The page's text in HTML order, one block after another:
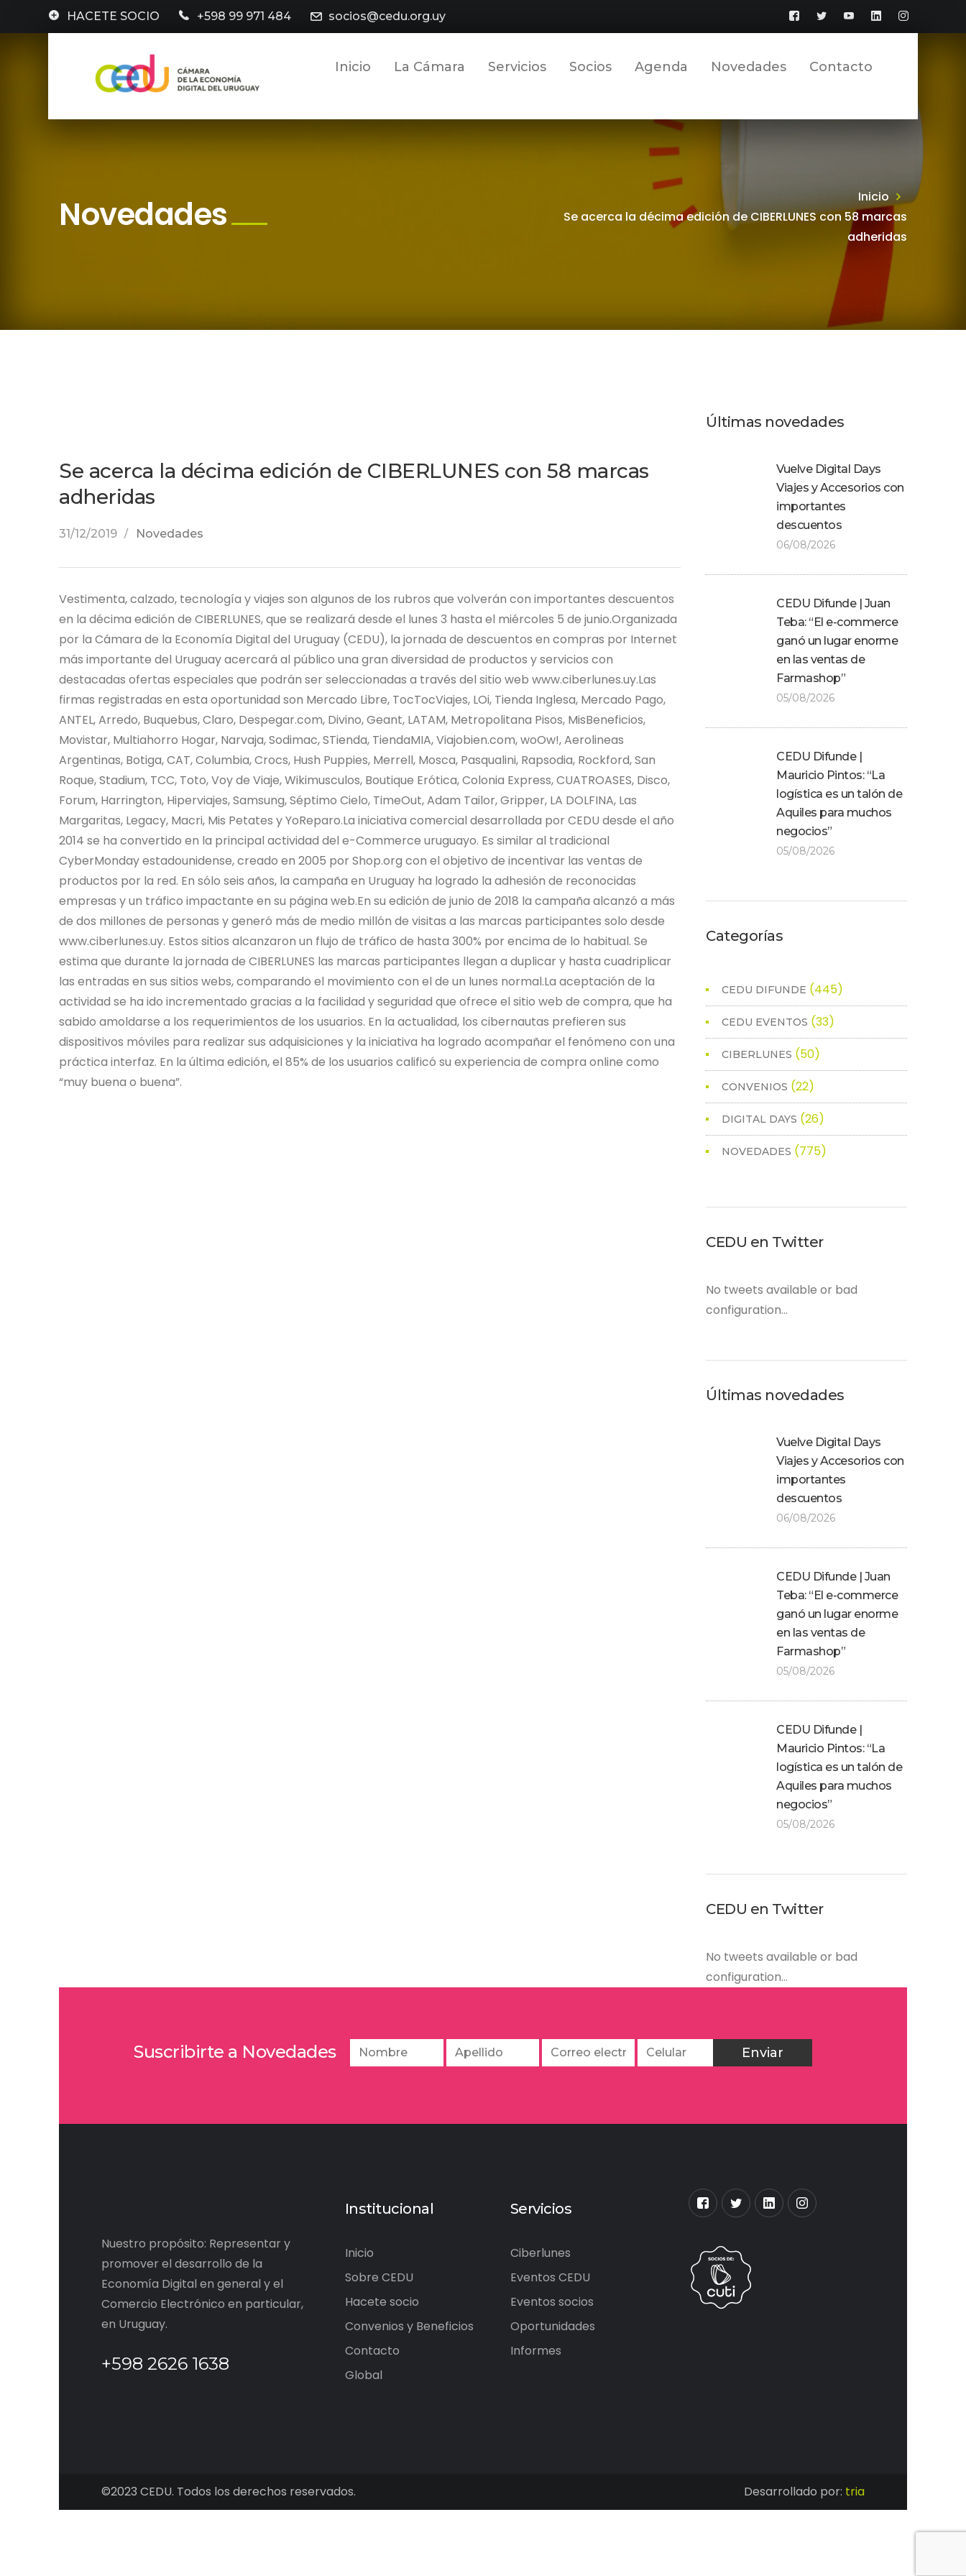
HACETE SOCIO +598 99 971 484 socios@cedu.org.uy
Facebook
Perfil
Twitter
Perfil
YouTube
Perfil
LinkedIn
PerfilPerfil
Inicio La Cámara Servicios Socios Agenda Novedades Contacto
Novedades
Inicio
Se acerca la décima edición de CIBERLUNES con 58 marcas
adheridas
Se acerca la décima edición de CIBERLUNES con 58 marcas
adheridas
31/12/2019 Novedades
Vestimenta, calzado, tecnología y viajes son algunos de los rubros que volverán con importantes descuentos
en la décima edición de CIBERLUNES, que se realizará desde el lunes 3 hasta el miércoles 5 de junio.Organizada
por la Cámara de la Economía Digital del Uruguay (CEDU), la jornada de descuentos en compras por Internet
más importante del Uruguay acercará al público una gran diversidad de productos y servicios con
destacadas ofertas especiales que podrán ser seleccionadas a través del sitio web www.ciberlunes.uy.Las
firmas registradas en esta oportunidad son Mercado Libre, TocTocViajes, LOi, Tienda Inglesa, Mercado Pago,
ANTEL, Arredo, Buquebus, Claro, Despegar.com, Divino, Geant, LATAM, Metropolitana Pisos, MisBeneficios,
Movistar, Multiahorro Hogar, Narvaja, Sodimac, STienda, TiendaMIA, Viajobien.com, woOw!, Aerolineas
Argentinas, Botiga, CAT, Columbia, Crocs, Hush Puppies, Merrell, Mosca, Pasqualini, Rapsodia, Rockford, San
Roque, Stadium, TCC, Toto, Voy de Viaje, Wikimusculos, Boutique Erótica, Colonia Express, CUATROASES, Disco,
Forum, Harrington, Hiperviajes, Samsung, Séptimo Cielo, TimeOut, Adam Tailor, Gripper, LA DOLFINA, Las
Margaritas, Legacy, Macri, Mis Petates y YoReparo.La iniciativa comercial desarrollada por CEDU desde el año
2014 se ha convertido en la principal actividad del e-Commerce uruguayo. Es similar al tradicional
CyberMonday estadounidense, creado en 2005 por Shop.org con el objetivo de incentivar las ventas de
productos por la red. En sólo seis años, la campaña en Uruguay ha logrado la adhesión de reconocidas
empresas y un tráfico impactante en su página web.En su edición de junio de 2018 la campaña alcanzó a más
de dos millones de personas y generó más de medio millón de visitas a las marcas participantes solo desde
www.ciberlunes.uy. Estos sitios alcanzaron un flujo de tráfico de hasta 300% por encima de lo habitual. Se
estima que durante la jornada de CIBERLUNES las marcas participantes llegan a duplicar y hasta cuadriplicar
las entradas en sus sitios webs, comparando el movimiento con el de un lunes normal.La aceptación de la
actividad se ha ido incrementado gracias a la facilidad y seguridad que ofrece el sitio web de compra, que ha
sabido amoldarse a los requerimientos de los usuarios. En la actualidad, los cibernautas prefieren sus
dispositivos móviles para realizar sus adquisiciones y la iniciativa ha logrado acompañar el fenómeno con una
práctica interfaz. En la última edición, el 85% de los usuarios calificó su experiencia de compra online como
“muy buena o buena”.
Últimas novedades
Vuelve Digital Days
Viajes y Accesorios con
importantes
descuentos
06/08/2026
CEDU Difunde | Juan
Teba: “El e-commerce
ganó un lugar enorme
en las ventas de
Farmashop”
05/08/2026
CEDU Difunde |
Mauricio Pintos: “La
logística es un talón de
Aquiles para muchos
negocios”
05/08/2026
Categorías
CEDU DIFUNDE (445)
CEDU EVENTOS (33)
CIBERLUNES (50)
CONVENIOS (22)
DIGITAL DAYS (26)
NOVEDADES (775)
CEDU en Twitter
No tweets available or bad
configuration...
Últimas novedades
Vuelve Digital Days
Viajes y Accesorios con
importantes
descuentos
06/08/2026
CEDU Difunde | Juan
Teba: “El e-commerce
ganó un lugar enorme
en las ventas de
Farmashop”
05/08/2026
CEDU Difunde |
Mauricio Pintos: “La
logística es un talón de
Aquiles para muchos
negocios”
05/08/2026
CEDU en Twitter
No tweets available or bad
configuration...
Suscribirte a Novedades
Nuestro propósito: Representar y
promover el desarrollo de la
Economía Digital en general y el
Comercio Electrónico en particular,
en Uruguay.
+598 2626 1638
Institucional
Inicio
Sobre CEDU
Hacete socio
Convenios y Beneficios
Contacto
Global
Servicios
Ciberlunes
Eventos CEDU
Eventos socios
Oportunidades
Informes
©2023 CEDU. Todos los derechos reservados. Desarrollado por: tria